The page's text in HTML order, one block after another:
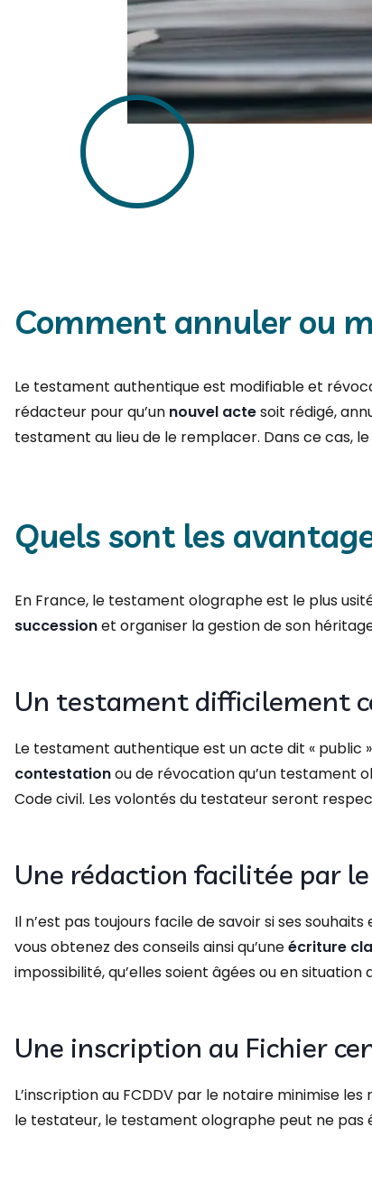
Comment annuler ou
Le testament authentique est modifiable et
rédacteur pour qu’un nouvel actesoit rédigé,
testament au lieu de le remplacer. Dans ce cas,
Quels sont les
En France, le testament olographe est le plus
successionet organiser la gestion de son
Un testament difficilement
Le testament authentique est un acte dit « public
contestationou de révocation qu’un testament
Code civil. Les volontés du testateur seront
Une rédaction facilitée par
Il n’est pas toujours facile de savoir si ses
vous obtenez des conseils ainsi qu’uneécriture
impossibilité, qu’elles soient âgées ou en situation
Une inscription au Fichier
L’inscription au FCDDV par le notaire minimise les
le testateur, le testament olographe peut ne